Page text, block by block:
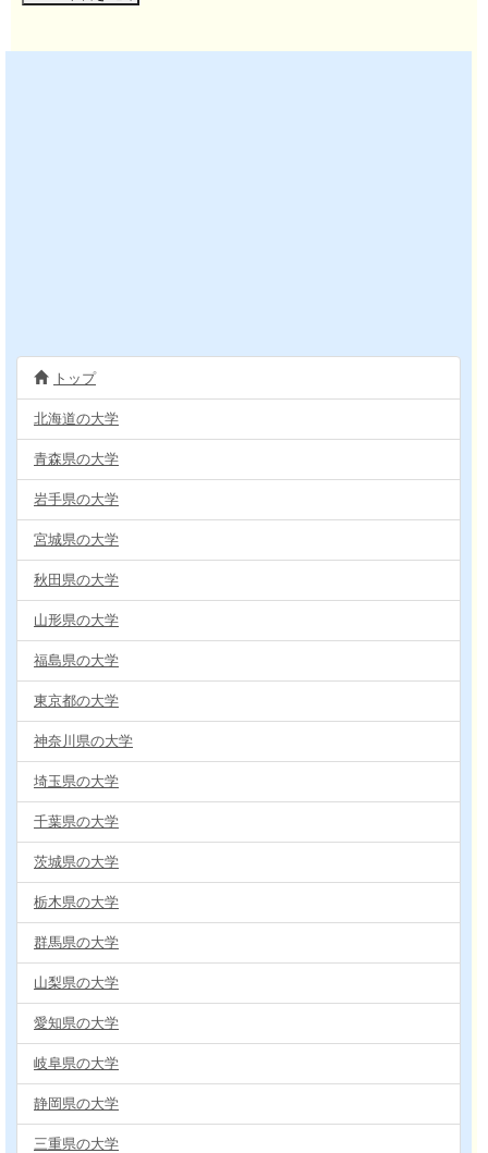
トップ
北海道の大学
青森県の大学
岩手県の大学
宮城県の大学
秋田県の大学
山形県の大学
福島県の大学
東京都の大学
神奈川県の大学
埼玉県の大学
千葉県の大学
茨城県の大学
栃木県の大学
群馬県の大学
山梨県の大学
愛知県の大学
岐阜県の大学
静岡県の大学
三重県の大学